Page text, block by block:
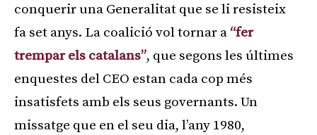
conquerir una Generalitat que se li resisteix
fa set anys. La coalició vol tornar a “fer
trempar els catalans”, que segons les últimes
enquestes del CEO estan cada cop més
insatisfets amb els seus governants. Un
missatge que en el seu dia, l’any 1980,